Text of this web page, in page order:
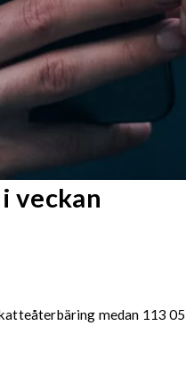
veckan
medan 113